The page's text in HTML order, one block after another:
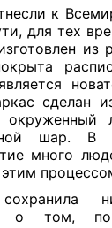
к
для тех
из
сделан
шар. В
много
о том,